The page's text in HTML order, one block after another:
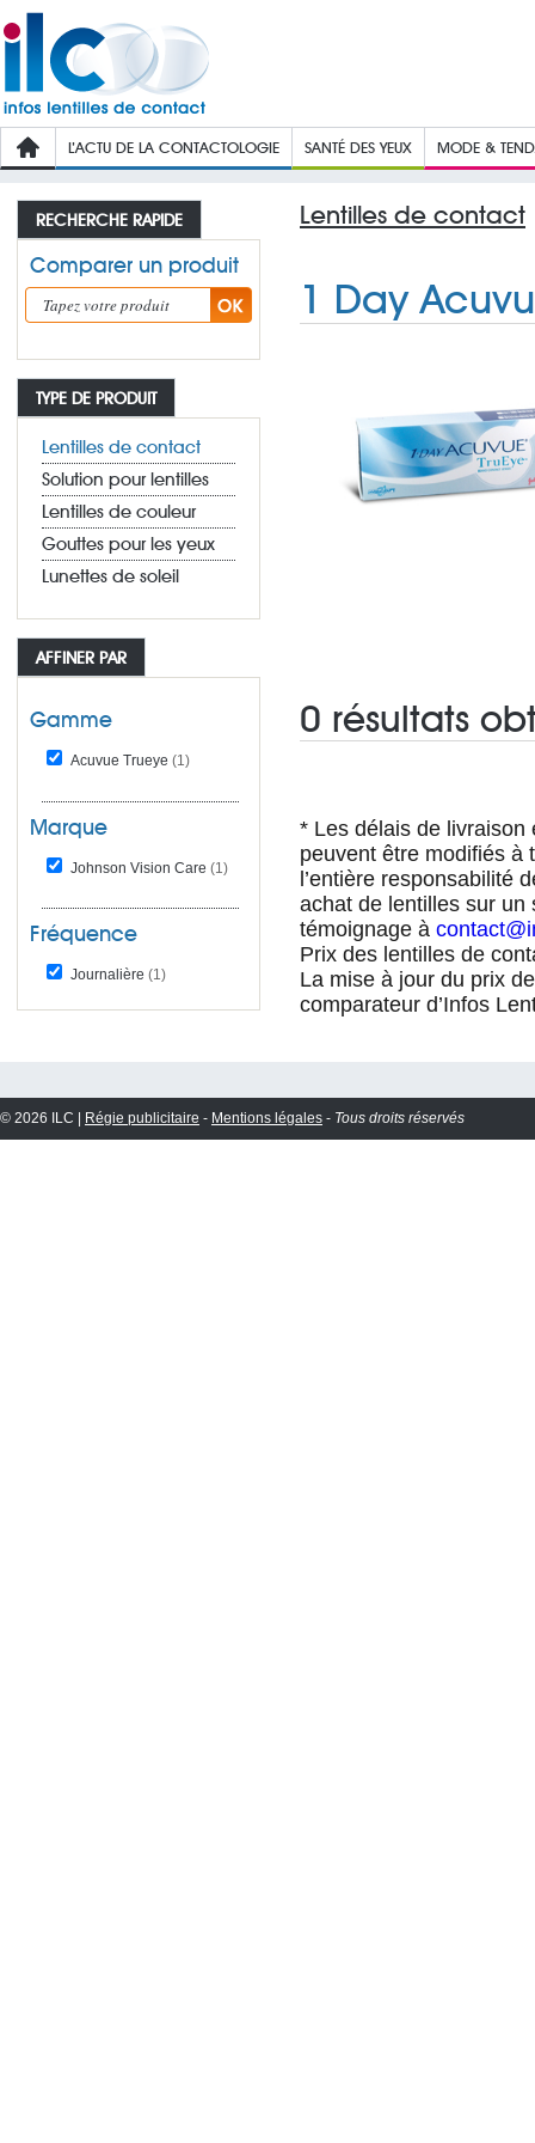
L’ACTU DE LA CONTACTOLOGIE SANTÉ DES YEUX MODE &
RECHERCHE RAPIDE
Comparer un produit
TYPE DE PRODUIT
Lentilles de contact
Solution pour lentilles
Lentilles de couleur
Gouttes pour les yeux
Lunettes de soleil
AFFINER PAR
Gamme
Acuvue Trueye (1)
Marque
Johnson Vision Care (1)
Fréquence
Journalière (1)
Lentilles de contact
1 Day
0 résultats
* Les délais de livraison
peuvent être modifiés à
l’entière responsabilité
achat de lentilles sur un
témoignage à
Prix des lentilles de
La mise à jour du prix
comparateur d’Infos
© 2026 ILC | Régie publicitaire - Mentions légales - Tous droits réservés